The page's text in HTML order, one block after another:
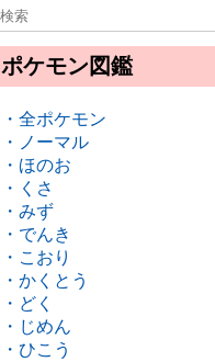
ポケモン図鑑
・全ポケモン
・ノーマル
・ほのお
・くさ
・みず
・でんき
・こおり
・かくとう
・どく
・じめん
・ひこう